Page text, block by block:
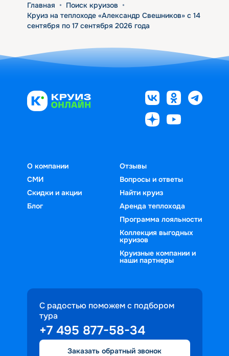
Главная • Поиск круизов •
Круиз на теплоходе «Александр Свешников» с 14
сентября по 17 сентября 2026 года
О компании
СМИ
Скидки и акции
Блог
Отзывы
Вопросы и ответы
Найти круиз
Аренда теплохода
Программа лояльности
Коллекция выгодных
круизов
Круизные компании и
наши партнеры
С радостью поможем с подбором
тура
+7 495 877-58-34
Заказать обратный звонок